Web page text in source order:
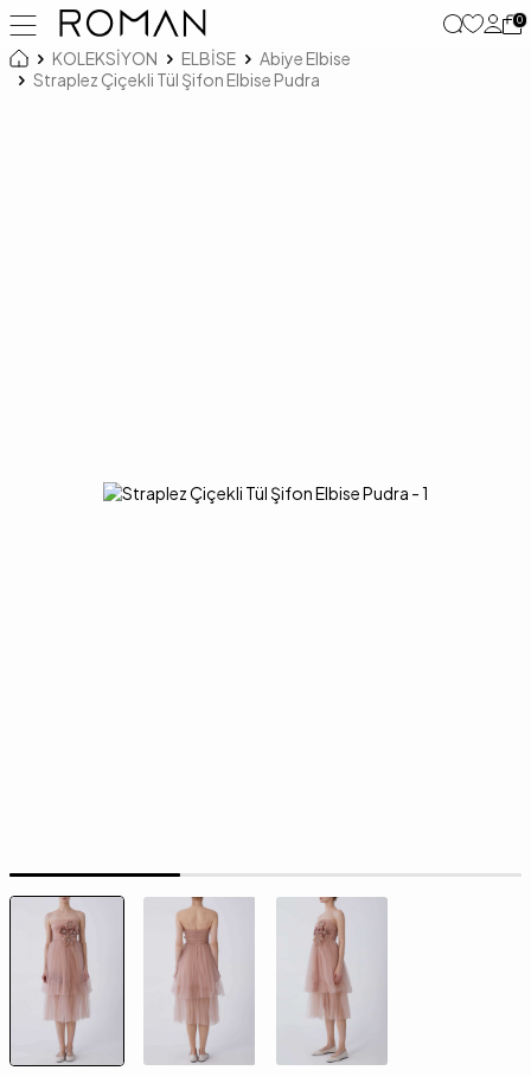
0
KOLEKSİYON ELBİSE
Abiye Elbise
Straplez Çiçekli Tül Şifon Elbise Pudra